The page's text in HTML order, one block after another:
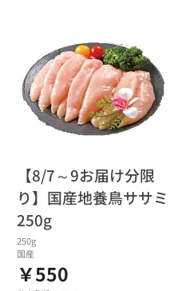
【8/7～9お届け分限
り】国産地養鳥ササミ
250g
250g
国産
￥550